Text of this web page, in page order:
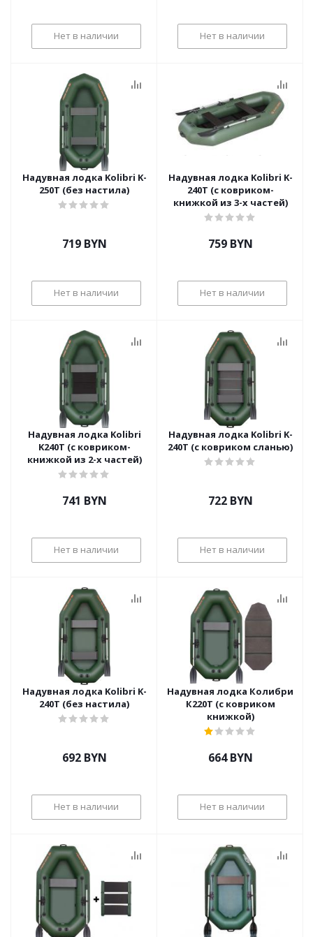
Нет в наличии Нет в наличии
Надувная лодка Kolibri K-
250T (без настила)
719BYN
Нет в наличии
Надувная лодка Kolibri K-
240T (с ковриком-
книжкой из 3-х частей)
759BYN
Нет в наличии
Надувная лодка Kolibri
K240T (с ковриком-
книжкой из 2-х частей)
741 BYN
Нет в наличии
Надувная лодка Kolibri K-
240T (с ковриком сланью)
722BYN
Нет в наличии
Надувная лодка Kolibri K-
240T (без настила)
692BYN
Нет в наличии
Надувная лодка Колибри
К220Т (с ковриком
книжкой)
664BYN
Нет в наличии